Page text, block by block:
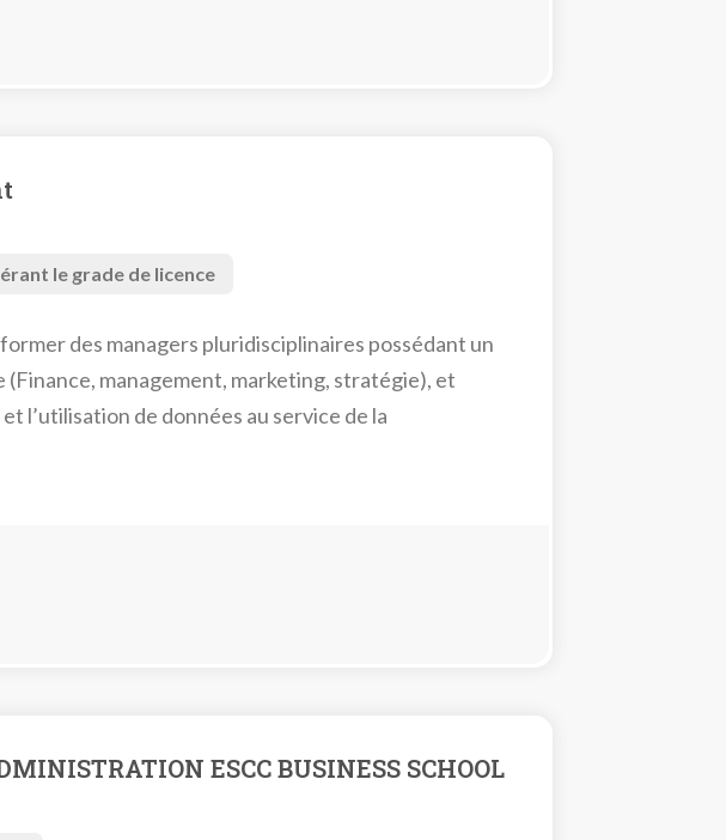
le grade de licence
des managers pluridisciplinaires possédant un
(Finance, management, marketing, stratégie), et
l’utilisation de données au service de la
ESCC BUSINESS SCHOOL